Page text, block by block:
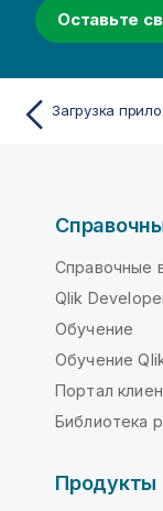
Оставьте
Загрузка
Справочные
Qlik
Обучение
Обучение
Портал
Библиотека
Продукты